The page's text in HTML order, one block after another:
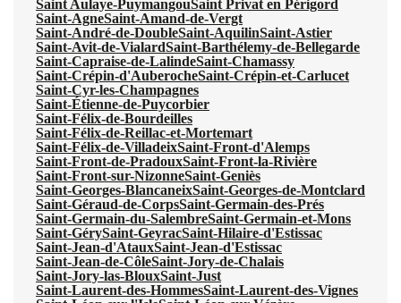
Saint Aulaye-PuymangouSaint Privat en Périgord
Saint-AgneSaint-Amand-de-Vergt
Saint-André-de-DoubleSaint-AquilinSaint-Astier
Saint-Avit-de-VialardSaint-Barthélemy-de-Bellegarde
Saint-Capraise-de-LalindeSaint-Chamassy
Saint-Crépin-d'AuberocheSaint-Crépin-et-Carlucet
Saint-Cyr-les-Champagnes
Saint-Étienne-de-Puycorbier
Saint-Félix-de-Bourdeilles
Saint-Félix-de-Reillac-et-Mortemart
Saint-Félix-de-VilladeixSaint-Front-d'Alemps
Saint-Front-de-PradouxSaint-Front-la-Rivière
Saint-Front-sur-NizonneSaint-Geniès
Saint-Georges-BlancaneixSaint-Georges-de-Montclard
Saint-Géraud-de-CorpsSaint-Germain-des-Prés
Saint-Germain-du-SalembreSaint-Germain-et-Mons
Saint-GérySaint-GeyracSaint-Hilaire-d'Estissac
Saint-Jean-d'AtauxSaint-Jean-d'Estissac
Saint-Jean-de-CôleSaint-Jory-de-Chalais
Saint-Jory-las-BlouxSaint-Just
Saint-Laurent-des-HommesSaint-Laurent-des-Vignes